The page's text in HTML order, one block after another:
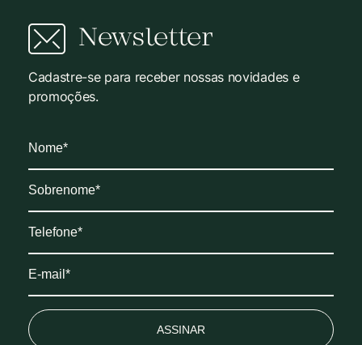
Newsletter
Cadastre-se para receber nossas novidades e
promoções.
ASSINAR